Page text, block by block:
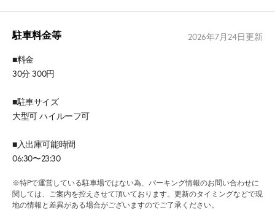
駐車料金等 2026年7月24日更新
■料金
30分 300円
■駐車サイズ
大型可 ハイルーフ可
■入出庫可能時間
06:30〜23:30
※特Pで運営している駐車場ではない為、パーキング情報のお問い合わせに
関しては、ご案内を控えさせて頂いております。更新のタイミングなどで現
地の情報と差異がある場合がございますのでご了承ください。